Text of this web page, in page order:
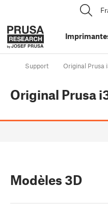
Support Original Prusa
Original Prusa
Modèles 3D